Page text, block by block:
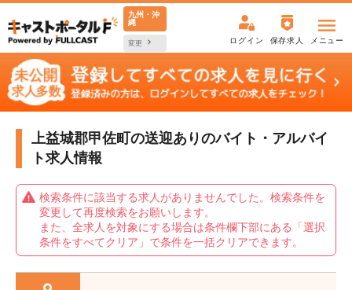
九州・沖
縄
変更 ログイン 保存求人 メニュー
上益城郡甲佐町の送迎ありのバイト・アルバイ
ト求人情報
検索条件に該当する求人がありませんでした。検索条件を
変更して再度検索をお願いします。
また、全求人を対象にする場合は条件欄下部にある「選択
条件をすべてクリア」で条件を一括クリアできます。